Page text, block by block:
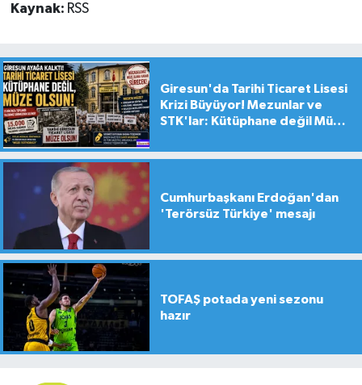
Kaynak: RSS
Giresun'da Tarihi Ticaret Lisesi
Krizi Büyüyor! Mezunlar ve
STK'lar: Kütüphane değil Müze
Cumhurbaşkanı Erdoğan'dan
'Terörsüz Türkiye' mesajı
TOFAŞ potada yeni sezonu
hazır